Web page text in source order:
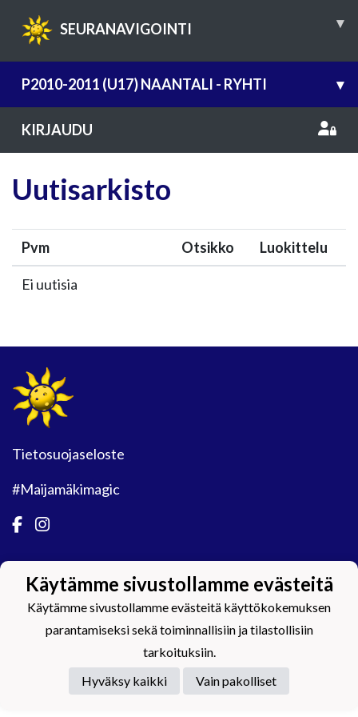
SEURANAVIGOINTI ▾
P2010-2011 (U17) NAANTALI - RYHTI ▾
KIRJAUDU
Uutisarkisto
Pvm Otsikko Luokittelu
Ei uutisia
Tietosuojaseloste
#Maijamäkimagic
Powered by
Käytämme sivustollamme evästeitä
Käytämme sivustollamme evästeitä käyttökokemuksen
parantamiseksi sekä toiminnallisiin ja tilastollisiin
tarkoituksiin.
Hyväksy kaikki
Vain pakolliset